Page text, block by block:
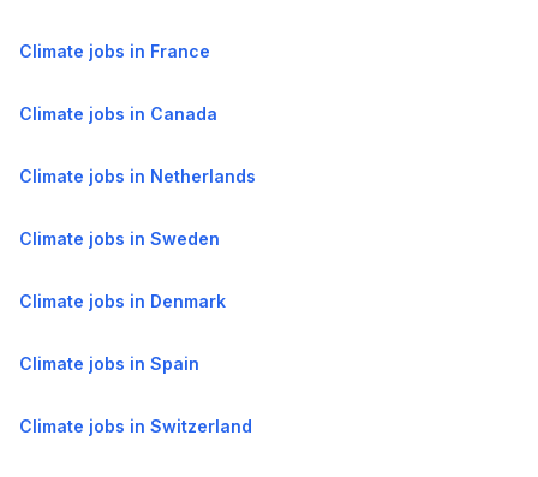
Climate jobs in France
Climate jobs in Canada
Climate jobs in Netherlands
Climate jobs in Sweden
Climate jobs in Denmark
Climate jobs in Spain
Climate jobs in Switzerland